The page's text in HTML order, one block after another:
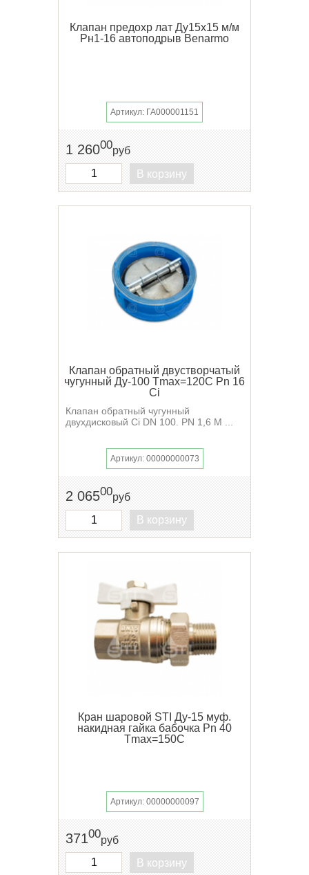
Клапан предохр лат Ду15х15 м/м
Рн1-16 автоподрыв Benarmo
Артикул: ГА000001151
1 26000руб
В корзину
Клапан обратный двустворчатый
чугунный Ду-100 Tmax=120C Pn 16
Ci
Клапан обратный чугунный
двухдисковый Ci DN 100. PN 1,6 М ...
Артикул: 00000000073
2 06500руб
В корзину
Кран шаровой STI Ду-15 муф.
накидная гайка бабочка Pn 40
Tmax=150C
Артикул: 00000000097
37100руб
В корзину